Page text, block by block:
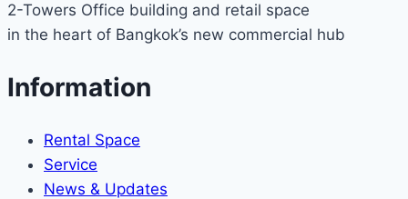
2-Towers Office building and retail space
in the heart of Bangkok’s new commercial hub
Information
Rental Space
Service
News & Updates